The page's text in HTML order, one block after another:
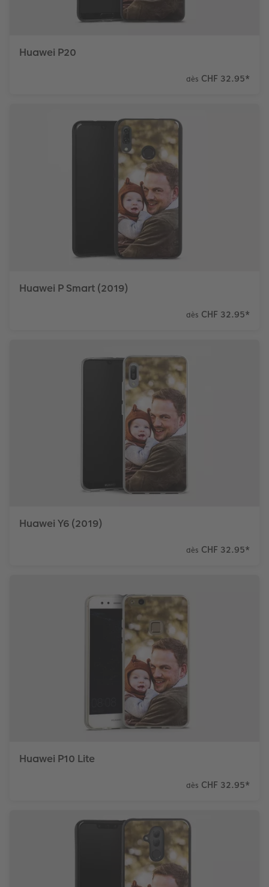
Huawei P20
dès CHF 32.95*
Huawei P Smart (2019)
dès CHF 32.95*
Huawei Y6 (2019)
dès CHF 32.95*
Huawei P10 Lite
dès CHF 32.95*